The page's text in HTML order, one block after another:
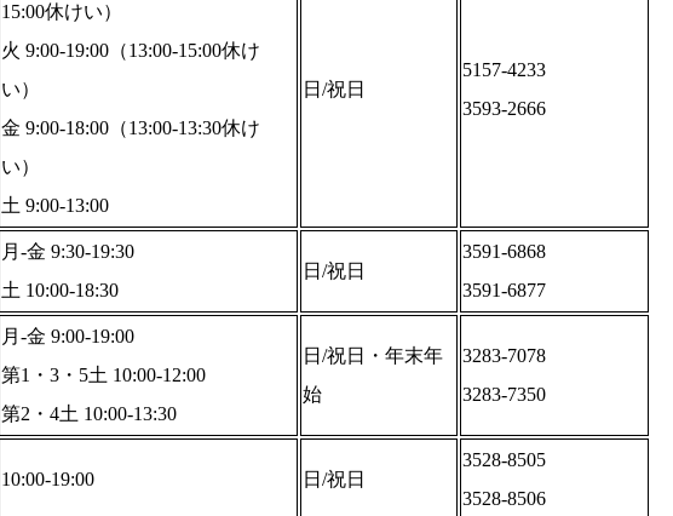
15:00休けい）
火 9:00-19:00（13:00-15:00休け
い）
金 9:00-18:00（13:00-13:30休け
い）
土 9:00-13:00
日/祝日
5157-4233
3593-2666
月-金 9:30-19:30
土 10:00-18:30
日/祝日
3591-6868
3591-6877
月-金 9:00-19:00
第1・3・5土 10:00-12:00
第2・4土 10:00-13:30
日/祝日・年末年
始
3283-7078
3283-7350
10:00-19:00 日/祝日
3528-8505
3528-8506